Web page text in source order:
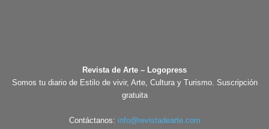
Revista de Arte – Logopress
Somos tu diario de Estilo de vivir, Arte, Cultura y Turismo. Suscripción
gratuita
Contáctanos: info@revistadearte.com